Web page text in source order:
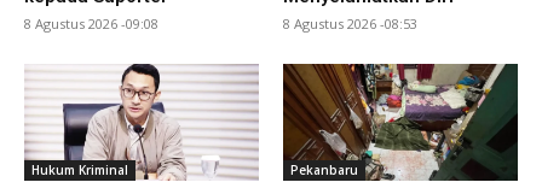
8 Agustus 2026 -09:08 8 Agustus 2026 -08:53
Hukum Kriminal Pekanbaru